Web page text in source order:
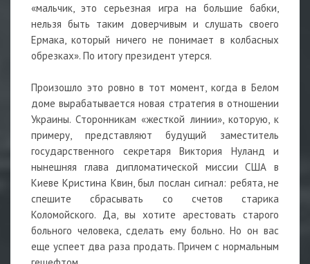
«мальчик, это серьезная игра на большие бабки,
нельзя быть таким доверчивым и слушать своего
Ермака, который ничего не понимает в колбасных
обрезках». По итогу президент утерся.
Произошло это ровно в тот момент, когда в Белом
доме вырабатывается новая стратегия в отношении
Украины. Сторонникам «жесткой линии», которую, к
примеру, представляют будущий заместитель
государственного секретаря Виктория Нуланд и
нынешняя глава дипломатической миссии США в
Киеве Кристина Квин, был послан сигнал: ребята, не
спешите сбрасывать со счетов старика
Коломойского. Да, вы хотите арестовать старого
больного человека, сделать ему больно. Но он вас
еще успеет два раза продать. Причем с нормальным